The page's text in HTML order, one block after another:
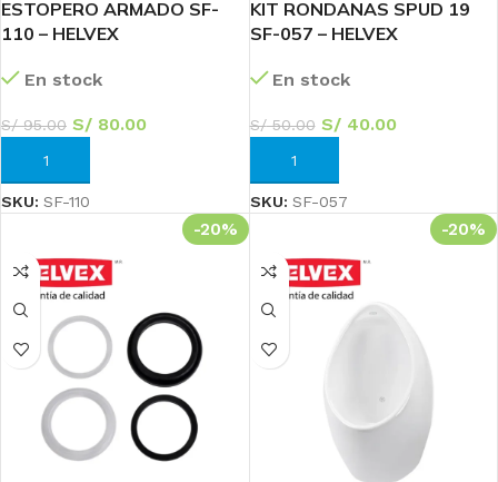
ESTOPERO ARMADO SF-
110 – HELVEX
En stock
S/95.00 S/ 80.00
AÑADIR AL CARRITO
SKU: SF-110
KIT RONDANAS SPUD 19
SF-057 – HELVEX
En stock
S/50.00 S/40.00
AÑADIR AL CARRITO
SKU: SF-057
-20% -20%